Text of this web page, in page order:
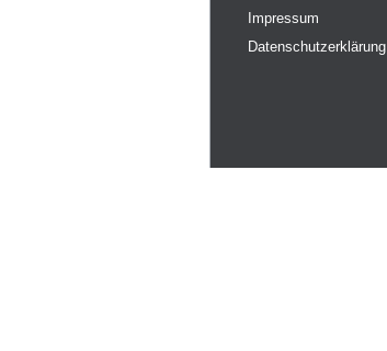
Impressum
Datenschutzerklärung